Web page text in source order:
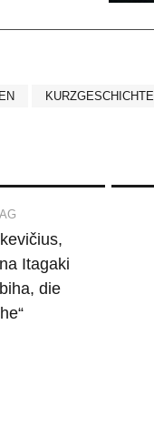
KURZGESCHICHTE
Itagaki
die